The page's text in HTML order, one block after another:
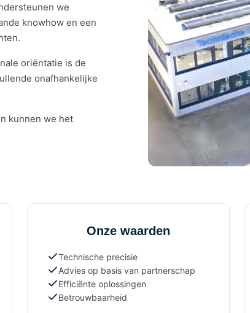
we
knowhow en een
oriëntatie is de
onafhankelijke
kunnen we het
Onze waarden
Technische precisie
Advies op basis van partnerschap
Efficiënte oplossingen
Betrouwbaarheid